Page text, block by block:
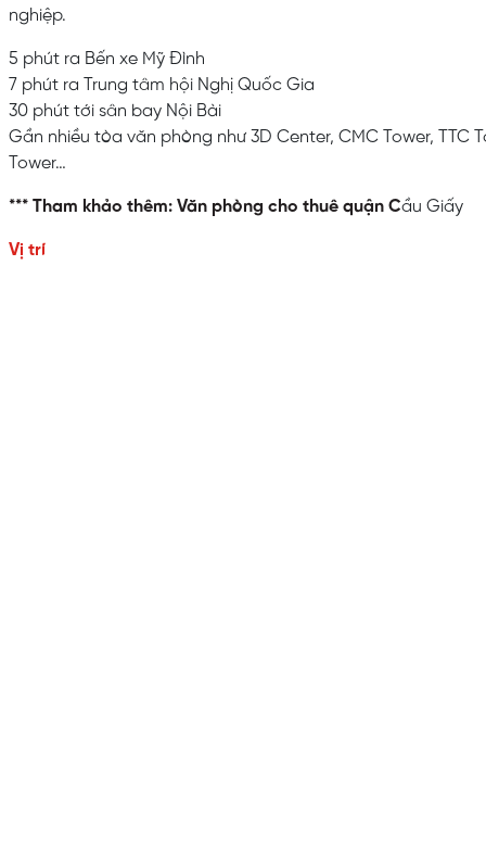
nghiệp.
5 phút ra Bến xe Mỹ Đình
7 phút ra Trung tâm hội Nghị Quốc Gia
30 phút tới sân bay Nội Bài
Gần nhiều tòa văn phòng như 3D Center, CMC Tower, TTC
Tower…
*** Tham khảo thêm: Văn phòng cho thuê quận Cầu Giấy
Vị trí